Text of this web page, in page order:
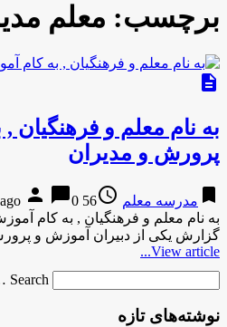
برچسب: معلم
description
به نام معلم و فرهنگیان
پرورش و مدیران
bookmark مدرسه معلم access_time
56 years ago
person chat_bubble0
به نام معلم و فرهنگیان , به کام
گزارش یکی از دبیران آموزش و
View article...
Search …
نوشته‌های تازه